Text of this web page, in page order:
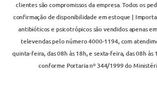
clientes são compromissos da empresa. Todos os
confirmação de disponibilidade em estoque |
antibióticos e psicotrópicos são vendidos apenas
televendas pelo número 4000-1194, com
quinta-feira, das 08h às 18h, e sexta-feira, das 08h
conforme Portaria nº 344/1999 do